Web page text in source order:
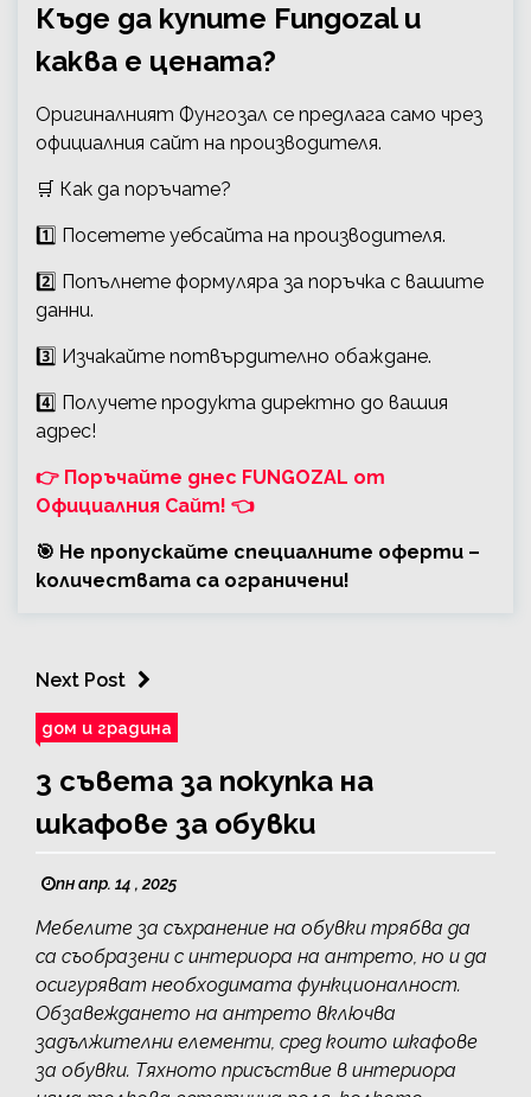
Къде да купите Fungozal и
каква е цената?
Оригиналният Фунгозал се предлага само чрез
официалния сайт на производителя.
🛒 Как да поръчате?
1️⃣ Посетете уебсайта на производителя.
2️⃣ Попълнете формуляра за поръчка с вашите
данни.
3️⃣ Изчакайте потвърдително обаждане.
4️⃣ Получете продукта директно до вашия
адрес!
👉 Поръчайте днес FUNGOZAL от
Официалния Сайт! 👈
🎯 Не пропускайте специалните оферти –
количествата са ограничени!
Next Post
дом и градина
3 съвета за покупка на
шкафове за обувки
пн апр. 14 , 2025
Мебелите за съхранение на обувки трябва да
са съобразени с интериора на антрето, но и да
осигуряват необходимата функционалност.
Обзавеждането на антрето включва
задължителни елементи, сред които шкафове
за обувки. Тяхното присъствие в интериора